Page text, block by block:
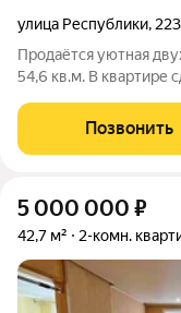
улица Республики, 223
Продаётся уютная
54,6 кв.м. В квартире
залита новая стяжка.
продаже остаётся
Позвонить
5 000 000 ₽
42,7 м² 2-комн.